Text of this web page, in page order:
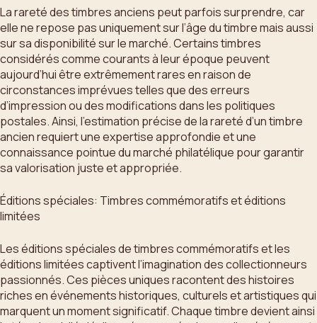
La rareté des timbres anciens peut parfois surprendre, car
elle ne repose pas uniquement sur l’âge du timbre mais aussi
sur sa disponibilité sur le marché. Certains timbres
considérés comme courants à leur époque peuvent
aujourd’hui être extrêmement rares en raison de
circonstances imprévues telles que des erreurs
d’impression ou des modifications dans les politiques
postales. Ainsi, l’estimation précise de la rareté d’un timbre
ancien requiert une expertise approfondie et une
connaissance pointue du marché philatélique pour garantir
sa valorisation juste et appropriée.
Éditions spéciales: Timbres commémoratifs et éditions
limitées
Les éditions spéciales de timbres commémoratifs et les
éditions limitées captivent l’imagination des collectionneurs
passionnés. Ces pièces uniques racontent des histoires
riches en événements historiques, culturels et artistiques qui
marquent un moment significatif. Chaque timbre devient ainsi